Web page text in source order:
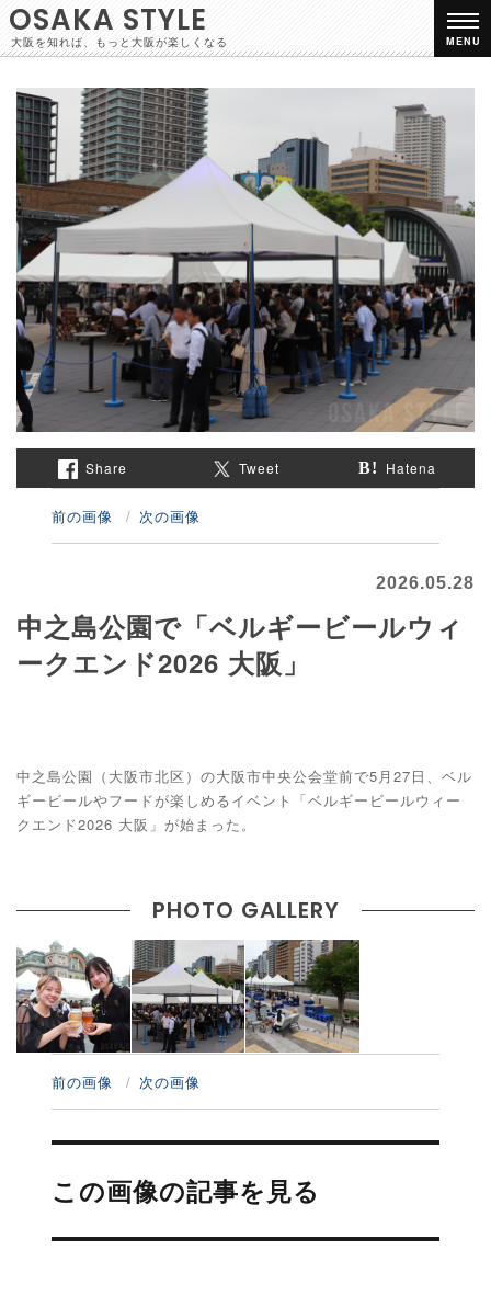
OSAKA STYLE
大阪を知れば、もっと大阪が楽しくなる MENU
Share Tweet Hatena
前の画像 次の画像
2026.05.28
中之島公園で「ベルギービールウィ
ークエンド2026 大阪」
中之島公園（大阪市北区）の大阪市中央公会堂前で5月27日、ベル
ギービールやフードが楽しめるイベント「ベルギービールウィー
クエンド2026 大阪」が始まった。
PHOTO GALLERY
前の画像 次の画像
投
ナ
ビ
ー
この画像の記事を見る